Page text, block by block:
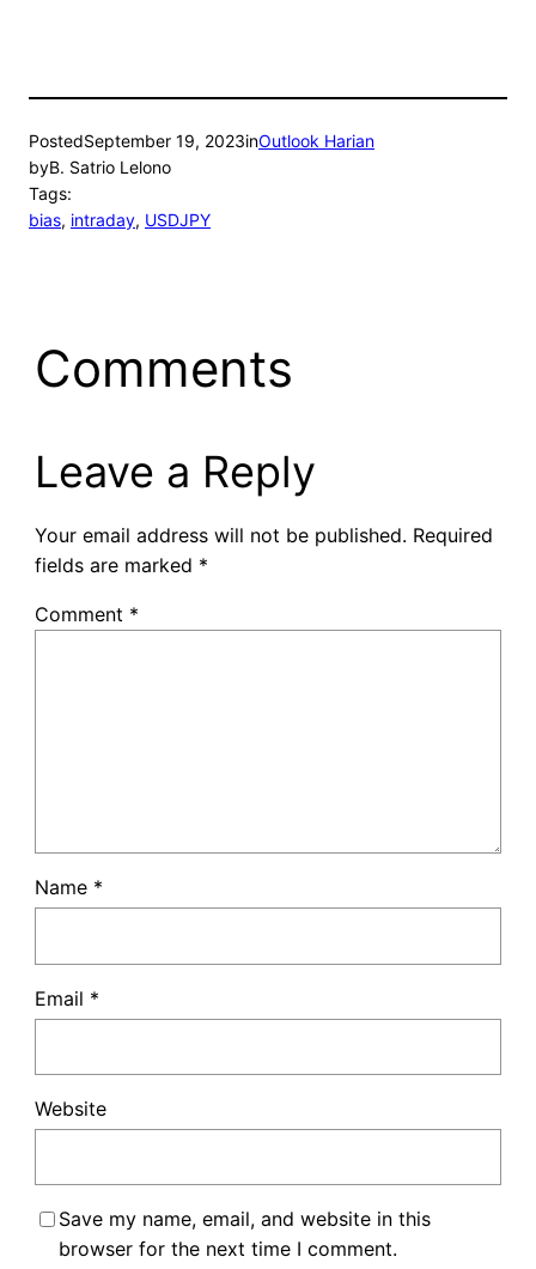
PostedSeptember 19, 2023inOutlook Harian
byB. Satrio Lelono
Tags:
bias, intraday, USDJPY
Comments
Leave a Reply
Your email address will not be published. Required
fields are marked *
Comment *
Name *
Email *
Website
Save my name, email, and website in this
browser for the next time I comment.